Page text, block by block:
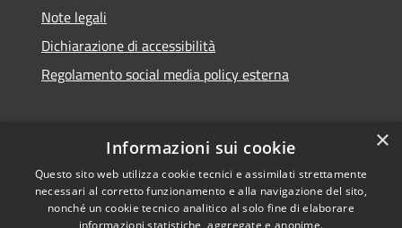
Note legali
Dichiarazione di accessibilità
Regolamento social media policy esterna
RSS
Accessibilità
Copyright © 2026 • Comune di
Santa Teresa Gallura •
×
Informazioni sui cookie
Questo sito web utilizza cookie tecnici e assimilati strettamente
necessari al corretto funzionamento e alla navigazione del sito,
nonché un cookie tecnico analitico al solo fine di elaborare
informazioni statistiche, aggregate e anonime.